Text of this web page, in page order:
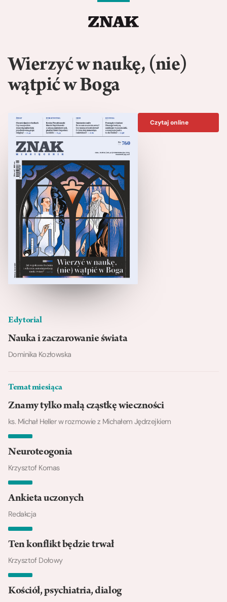
Wierzyć w naukę, (nie)
wątpić w Boga
Edytorial
Nauka i zaczarowanie świata
Dominika Kozłowska
Temat miesiąca
Znamy tylko małą cząstkę wieczności
ks. Michał Heller w rozmowie z Michałem Jędrzejkiem
Neuroteogonia
Krzysztof Kornas
Ankieta uczonych
Redakcja
Ten konflikt będzie trwał
Krzysztof Dołowy
Kościół, psychiatria, dialog
Czytaj online